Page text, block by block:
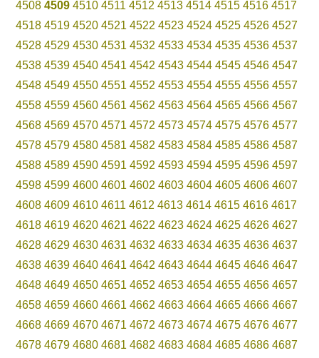
4508 4509 4510 4511 4512 4513 4514 4515 4516 4517
4518 4519 4520 4521 4522 4523 4524 4525 4526 4527
4528 4529 4530 4531 4532 4533 4534 4535 4536 4537
4538 4539 4540 4541 4542 4543 4544 4545 4546 4547
4548 4549 4550 4551 4552 4553 4554 4555 4556 4557
4558 4559 4560 4561 4562 4563 4564 4565 4566 4567
4568 4569 4570 4571 4572 4573 4574 4575 4576 4577
4578 4579 4580 4581 4582 4583 4584 4585 4586 4587
4588 4589 4590 4591 4592 4593 4594 4595 4596 4597
4598 4599 4600 4601 4602 4603 4604 4605 4606 4607
4608 4609 4610 4611 4612 4613 4614 4615 4616 4617
4618 4619 4620 4621 4622 4623 4624 4625 4626 4627
4628 4629 4630 4631 4632 4633 4634 4635 4636 4637
4638 4639 4640 4641 4642 4643 4644 4645 4646 4647
4648 4649 4650 4651 4652 4653 4654 4655 4656 4657
4658 4659 4660 4661 4662 4663 4664 4665 4666 4667
4668 4669 4670 4671 4672 4673 4674 4675 4676 4677
4678 4679 4680 4681 4682 4683 4684 4685 4686 4687